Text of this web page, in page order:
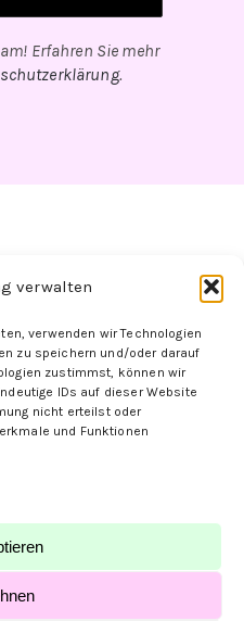
verwalten
verwenden wir Technologien
zu speichern und/oder darauf
zustimmst, können wir
IDs auf dieser Website
nicht erteilst oder
und Funktionen
Erfahren Sie mehr
.
hier: